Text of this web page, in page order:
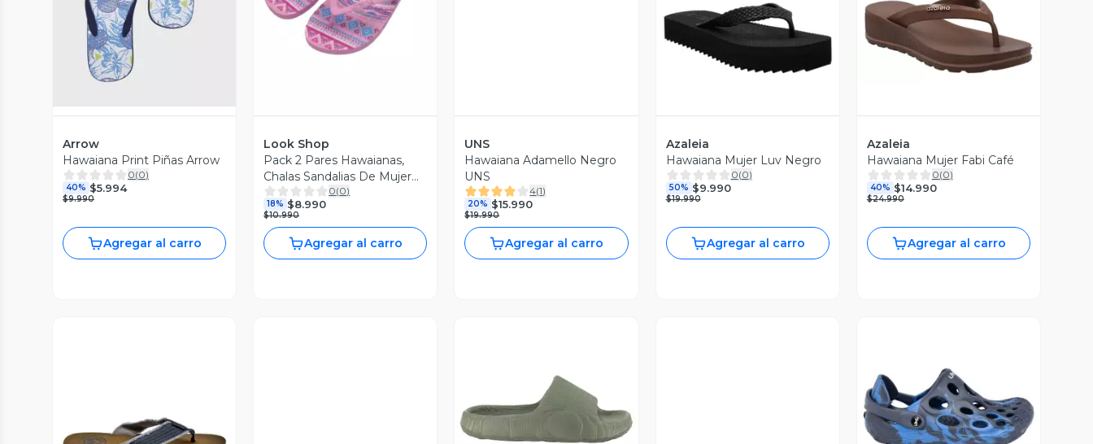
Arrow
Hawaiana Print Piñas Arrow
0(0)
40% $5.994
$9.990
Agregar al carro
Look Shop
Pack 2 Pares Hawaianas,
Chalas Sandalias De Mujer
1467
0(0)
18% $8.990
$10.990
Agregar al carro
UNS
Hawaiana Adamello Negro
UNS
4(1)
20% $15.990
$19.990
Agregar al carro
Azaleia
Hawaiana Mujer Luv Negro
0(0)
50% $9.990
$19.990
Agregar al carro
Azaleia
Hawaiana Mujer Fabi Café
0(0)
40% $14.990
$24.990
Agregar al carro
Vista Previa Vista Previa